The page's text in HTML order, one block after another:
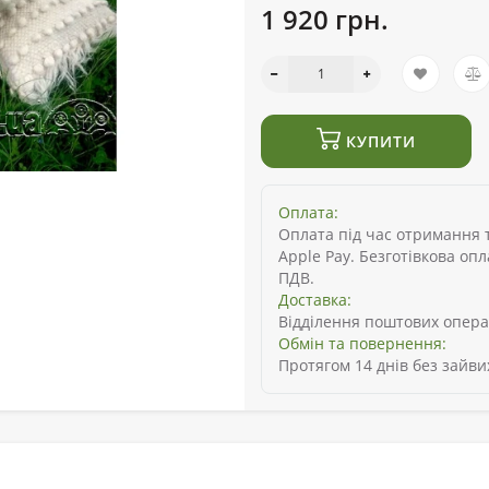
1 920 грн.
КУПИТИ
Оплата:
Оплата під час отримання
Apple Pay. Безготівкова
ПДВ.
Доставка:
Відділення поштових
Обмін та повернення:
Протягом 14 днів без